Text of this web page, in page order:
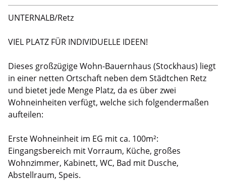
UNTERNALB/Retz
VIEL PLATZ FÜR INDIVIDUELLE IDEEN!
Dieses großzügige Wohn-Bauernhaus (Stockhaus) liegt
in einer netten Ortschaft neben dem Städtchen Retz
und bietet jede Menge Platz, da es über zwei
Wohneinheiten verfügt, welche sich folgendermaßen
aufteilen:
Erste Wohneinheit im EG mit ca. 100m²:
Eingangsbereich mit Vorraum, Küche, großes
Wohnzimmer, Kabinett, WC, Bad mit Dusche,
Abstellraum, Speis.